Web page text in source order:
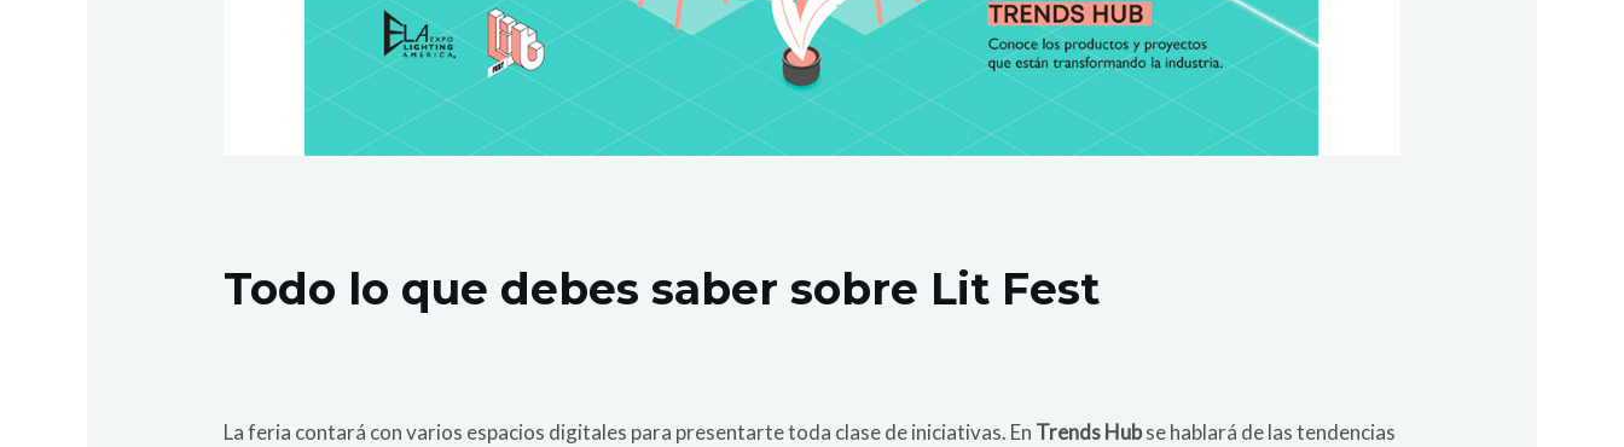
Todo lo que debes saber sobre Lit Fest
La feria contará con varios espacios digitales para presentarte toda clase de iniciativas. En Trends Hubse hablará de las tendencias